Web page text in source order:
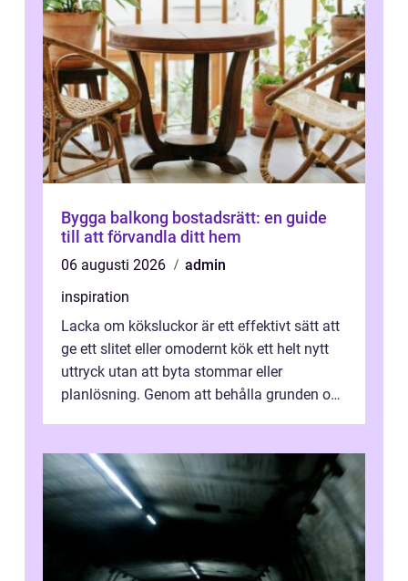
Bygga balkong bostadsrätt: en guide
till att förvandla ditt hem
06 augusti 2026
admin
inspiration
Lacka om köksluckor är ett effektivt sätt att
ge ett slitet eller omodernt kök ett helt nytt
uttryck utan att byta stommar eller
planlösning. Genom att behålla grunden och